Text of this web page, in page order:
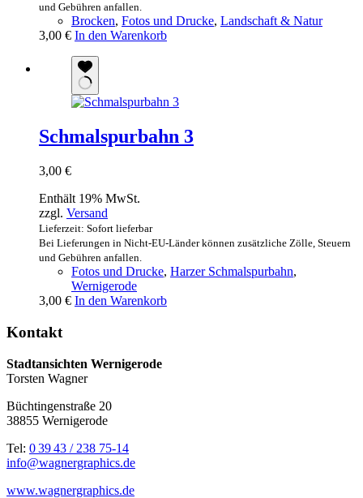
und Gebühren anfallen.
Brocken, Fotos und Drucke, Landschaft & Natur
3,00 € In den Warenkorb
Schmalspurbahn 3
3,00 €
Enthält 19% MwSt.
zzgl. Versand
Lieferzeit: Sofort lieferbar
Bei Lieferungen in Nicht-EU-Länder können zusätzliche Zölle, Steuern
und Gebühren anfallen.
Fotos und Drucke, Harzer Schmalspurbahn,
Wernigerode
3,00 € In den Warenkorb
Kontakt
Stadtansichten Wernigerode
Torsten Wagner
Büchtingenstraße 20
38855 Wernigerode
Tel: 0 39 43 / 238 75-14
info@wagnergraphics.de
www.wagnergraphics.de